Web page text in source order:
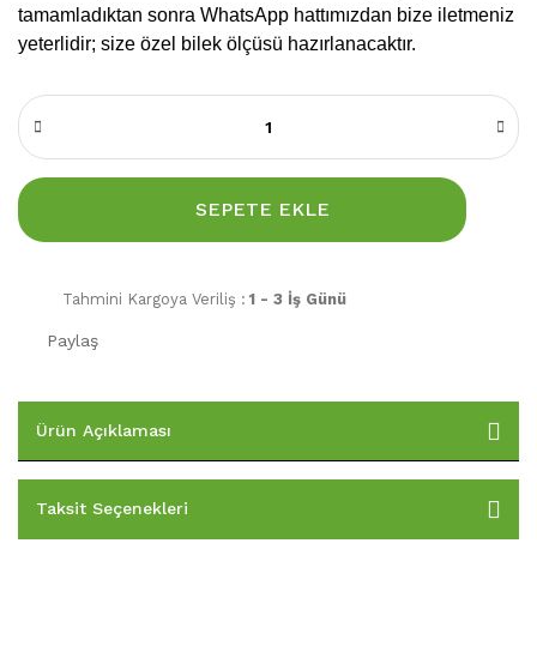
tamamladıktan sonra WhatsApp hattımızdan bize iletmeniz
yeterlidir; size özel bilek ölçüsü hazırlanacaktır.
SEPETE EKLE
Tahmini Kargoya Veriliş : 1 - 3 İş Günü
Paylaş
Ürün Açıklaması
Taksit Seçenekleri